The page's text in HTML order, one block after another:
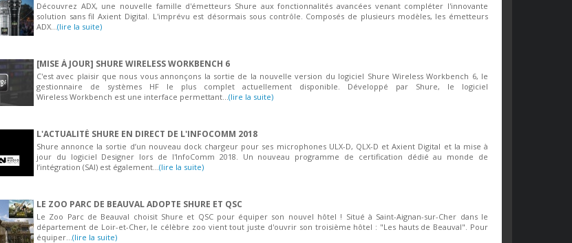
Découvrez ADX, une nouvelle famille d'émetteurs Shure aux fonctionnalités avancées venant compléter l'innovante
solution sans fil Axient Digital. L'imprévu est désormais sous contrôle. Composés de plusieurs modèles, les émetteurs
ADX...(lire la suite)
[MISE À JOUR] SHURE WIRELESS WORKBENCH 6
C'est avec plaisir que nous vous annonçons la sortie de la nouvelle version du logiciel Shure Wireless Workbench 6, le
gestionnaire de systèmes HF le plus complet actuellement disponible. Développé par Shure, le logiciel
Wireless Workbench est une interface permettant...(lire la suite)
L'ACTUALITÉ SHURE EN DIRECT DE L'INFOCOMM 2018
Shure annonce la sortie d’un nouveau dock chargeur pour ses microphones ULX-D, QLX-D et Axient Digital et la mise à
jour du logiciel Designer lors de l'InfoComm 2018. Un nouveau programme de certification dédié au monde de
l’intégration (SAI) est également...(lire la suite)
LE ZOO PARC DE BEAUVAL ADOPTE SHURE ET QSC
Le Zoo Parc de Beauval choisit Shure et QSC pour équiper son nouvel hôtel ! Situé à Saint-Aignan-sur-Cher dans le
département de Loir-et-Cher, le célèbre zoo vient tout juste d'ouvrir son troisième hôtel : "Les hauts de Beauval". Pour
équiper...(lire la suite)